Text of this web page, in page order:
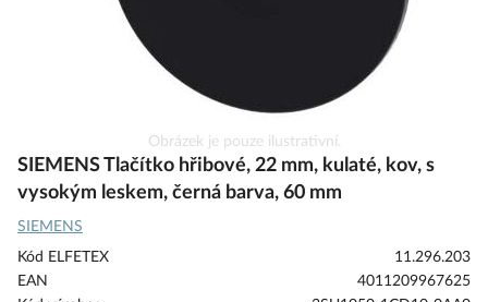
na
začátek
galerie
s
obrázky
Obrázek je pouze ilustrativní.
SIEMENS Tlačítko hřibové, 22 mm, kulaté, kov, s
vysokým leskem, černá barva, 60 mm
SIEMENS
Kód ELFETEX
11.296.203
EAN
4011209967625